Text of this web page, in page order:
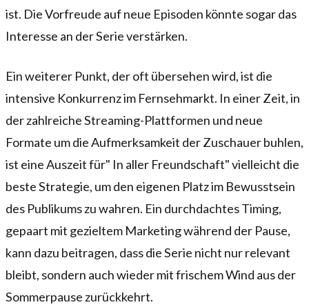
ist. Die Vorfreude auf neue Episoden könnte sogar das
Interesse an der Serie verstärken.
Ein weiterer Punkt, der oft übersehen wird, ist die
intensive Konkurrenz im Fernsehmarkt. In einer Zeit, in
der zahlreiche Streaming-Plattformen und neue
Formate um die Aufmerksamkeit der Zuschauer buhlen,
ist eine Auszeit für" In aller Freundschaft" vielleicht die
beste Strategie, um den eigenen Platz im Bewusstsein
des Publikums zu wahren. Ein durchdachtes Timing,
gepaart mit gezieltem Marketing während der Pause,
kann dazu beitragen, dass die Serie nicht nur relevant
bleibt, sondern auch wieder mit frischem Wind aus der
Sommerpause zurückkehrt.